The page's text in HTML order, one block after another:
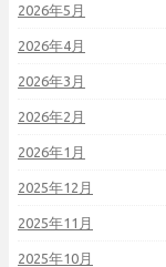
2026年5月
2026年4月
2026年3月
2026年2月
2026年1月
2025年12月
2025年11月
2025年10月